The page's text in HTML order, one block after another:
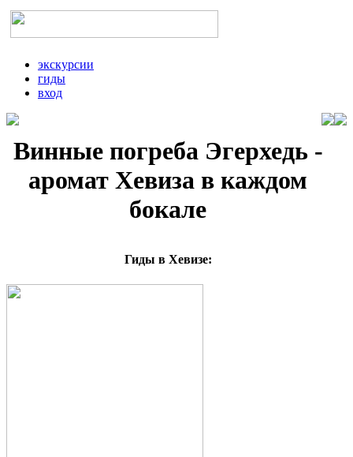
экскурсии
гиды
вход
Винные погреба Эгерхедь -
аромат Хевиза в каждом
бокале
Гиды в Хевизе: